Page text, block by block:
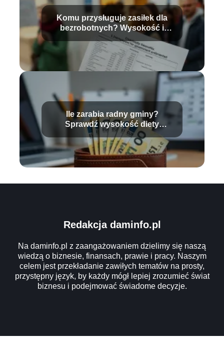
Komu przysługuje zasiłek dla
bezrobotnych? Wysokość i
warunki
Ile zarabia radny gminy?
Sprawdź wysokość diety
radnego!
Redakcja daminfo.pl
Na daminfo.pl z zaangażowaniem dzielimy się naszą
wiedzą o biznesie, finansach, prawie i pracy. Naszym
celem jest przekładanie zawiłych tematów na prosty,
przystępny język, by każdy mógł lepiej zrozumieć świat
biznesu i podejmować świadome decyzje.